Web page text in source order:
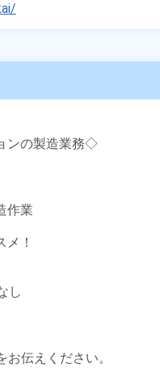
ンの製造業務◇
作業
！
し
伝えください。